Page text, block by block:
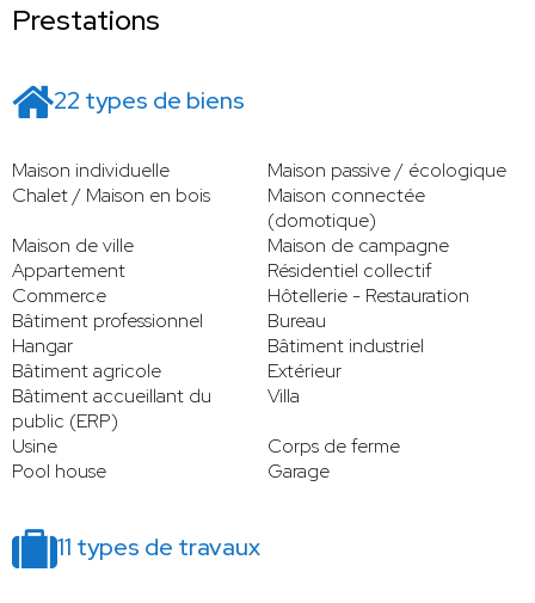
Prestations
22 types de biens
Maison individuelle
Maison passive / écologique
Chalet / Maison en bois
Maison connectée
(domotique)
Maison de ville
Maison de campagne
Appartement
Résidentiel collectif
Commerce
Hôtellerie - Restauration
Bâtiment professionnel
Bureau
Hangar
Bâtiment industriel
Bâtiment agricole
Extérieur
Bâtiment accueillant du
public (ERP)
Villa
Usine
Corps de ferme
Pool house
Garage
11 types de travaux